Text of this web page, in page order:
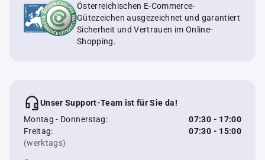
Österreichischen E-Commerce-
Gütezeichen ausgezeichnet und garantiert
Sicherheit und Vertrauen im Online-
Shopping.
Unser Support-Team ist für Sie da!
Montag - Donnerstag:
07:30 - 17:00
Freitag:
07:30 - 15:00
(werktags)